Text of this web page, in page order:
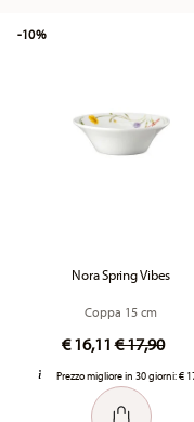
Nora Spring Vibes
Coppa 15 cm
€ 16,11Price
€ 17,90to
Prezzo migliore in 30 giorni:€
-10%